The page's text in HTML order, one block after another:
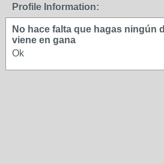
Profile Information:
No hace falta que hagas ningún
viene en gana
Ok